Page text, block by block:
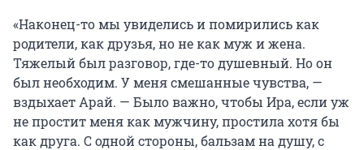
«Наконец-то мы увиделись и помирились как
родители, как друзья, но не как муж и жена.
Тяжелый был разговор, где-то душевный. Но он
был необходим. У меня смешанные чувства, —
вздыхает Арай. — Было важно, чтобы Ира, если уж
не простит меня как мужчину, простила хотя бы
как друга. С одной стороны, бальзам на душу, с